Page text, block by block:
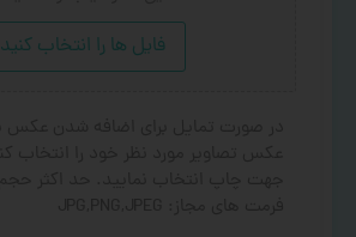
فایل ها را انتخاب کنید